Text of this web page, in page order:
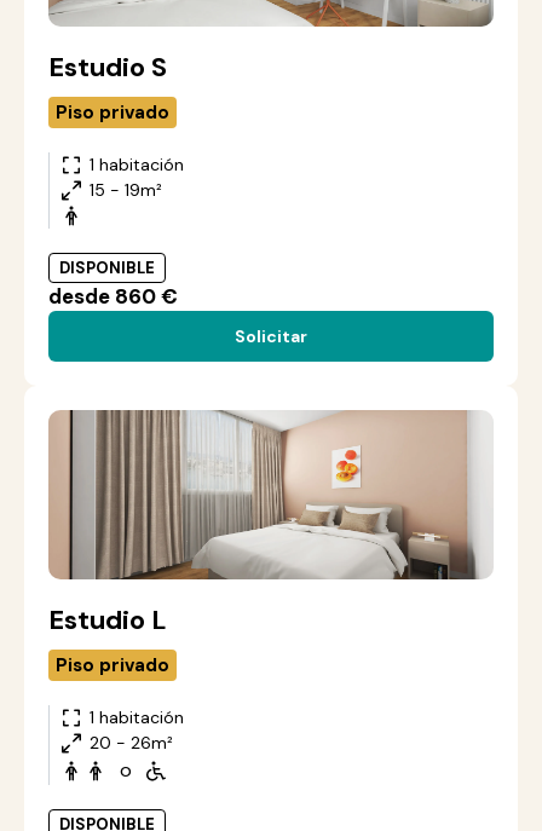
Estudio S
Piso privado
1 habitación
15 - 19m²
DISPONIBLE
desde 860 €
Solicitar
Estudio L
Piso privado
1 habitación
20 - 26m²
o
DISPONIBLE